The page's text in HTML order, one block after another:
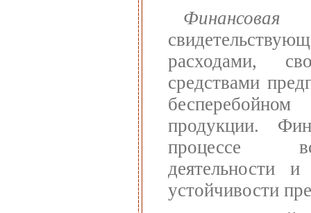
Финансовая
расходами,
средствами
продукции.
процессе
деятельности
устойчивости